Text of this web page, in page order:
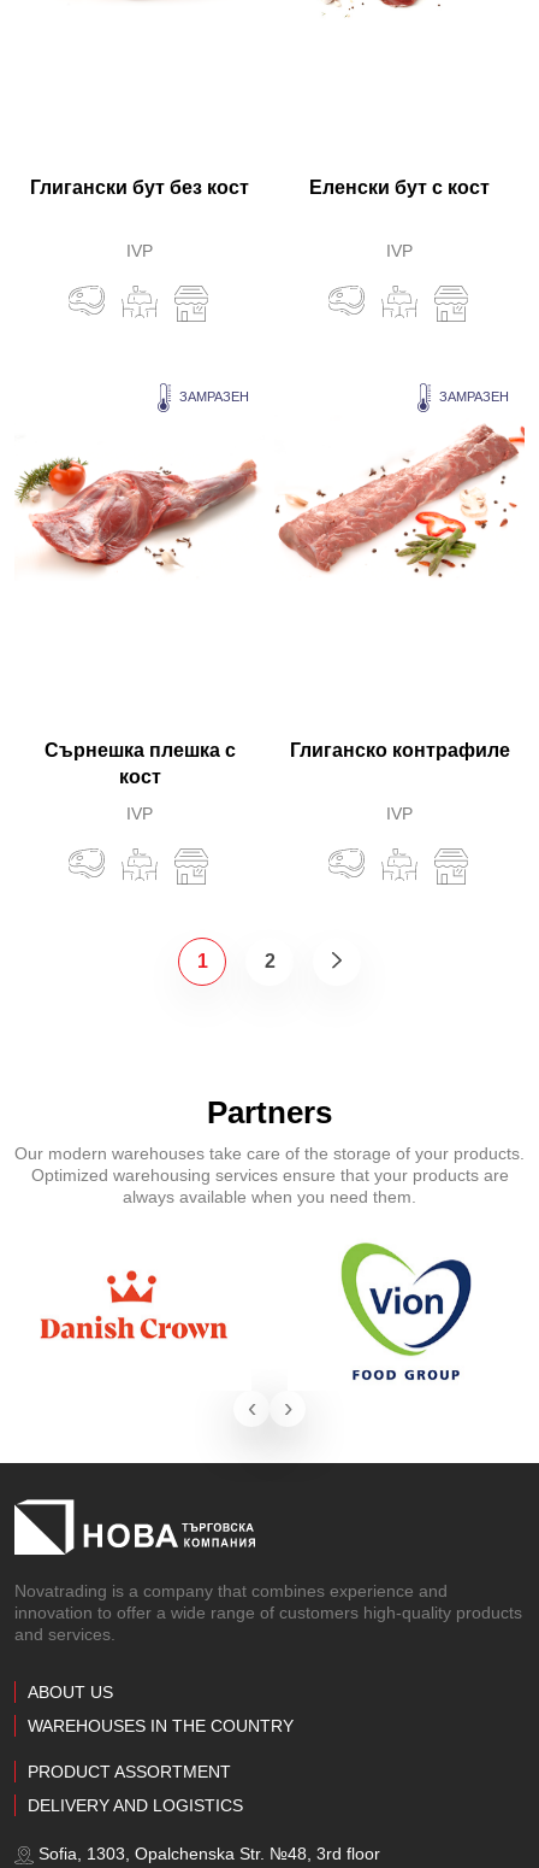
Глигански бут без кост
IVP
Еленски бут с кост
IVP
ЗАМРАЗЕН
Сърнешка плешка с
кост
IVP
ЗАМРАЗЕН
Глиганско контрафиле
IVP
1 2
Partners
Our modern warehouses take care of the storage of your products.
Optimized warehousing services ensure that your products are
always available when you need them.
‹ ›
Novatrading is a company that combines experience and
innovation to offer a wide range of customers high-quality products
and services.
ABOUT US
WAREHOUSES IN THE COUNTRY
PRODUCT ASSORTMENT
DELIVERY AND LOGISTICS
Sofia, 1303, Opalchenska Str. №48, 3rd floor